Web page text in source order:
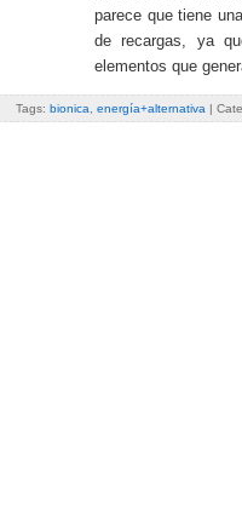
parece que tiene
de recargas, ya
elementos que
Tags: bionica energía+alternativa |